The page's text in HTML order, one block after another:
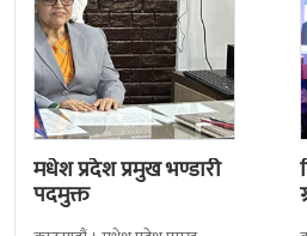
मधेश प्रदेश प्रमुख भण्डारी
पदमुक्त